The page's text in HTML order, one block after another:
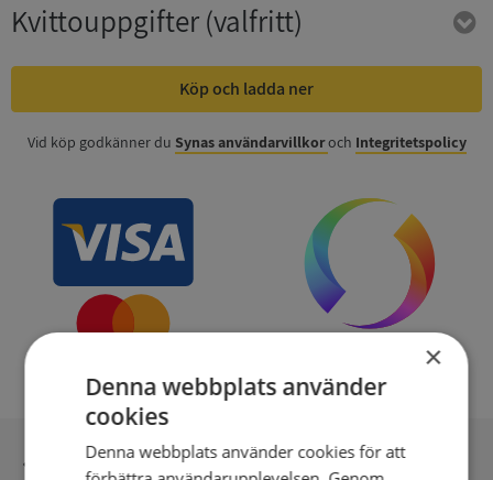
Kvittouppgifter(valfritt)
Köp och ladda ner
Vid köp godkänner du Synas användarvillkoroch Integritetspolicy
Inga kopior till omfrågad
×
Denna webbplats använder
cookies
Denna webbplats använder cookies för att